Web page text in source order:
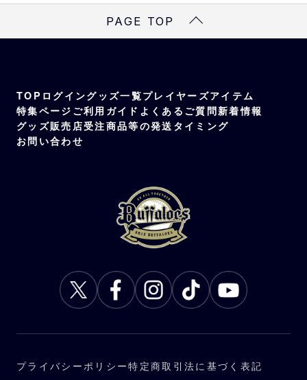
PAGE TOP
TOP ログイングッズ一覧プレイヤーズアイテム
特集ページ ご利用ガイド よくあるご質問新着情報
グッズ販売店受注商品等の発送タイミング
お問い合わせ
プライバシーポリシー特定商取引法に基づく表記